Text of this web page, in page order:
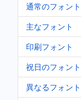
通常のフォント
主なフォント
印刷フォント
祝日のフォント
異なるフォント